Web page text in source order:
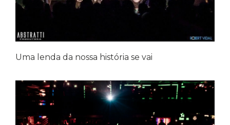
Uma lenda da nossa história se vai